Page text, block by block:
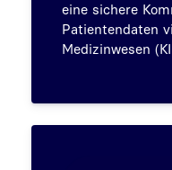
eine sichere
Patientendaten
Medizinwesen